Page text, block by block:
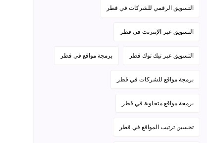
التسويق الرقمي للشركات في قطر
التسويق عبر الإنترنت في قطر
التسويق عبر تيك توك قطر برمجة مواقع في قطر
برمجة مواقع للشركات في قطر
برمجة مواقع متجاوبة في قطر
تحسين ترتيب المواقع في قطر